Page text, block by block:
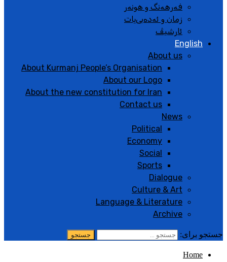
فەرهەنگ و هونەر
زمان و ئەدەبی‌یات
ئارشیڤ
English
About us
About Kurmanj People’s Organisation
About our Logo
About the new constitution for Iran
Contact us
News
Political
Economy
Social
Sports
Dialogue
Culture & Art
Language & Literature
Archive
جستجو برای:
Home